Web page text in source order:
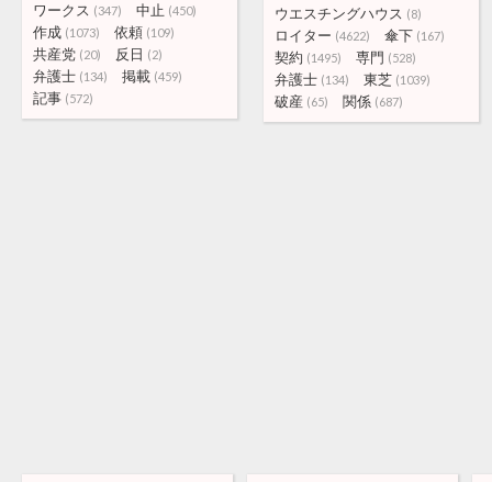
ワークス (347) 中止 (450)
作成 (1073) 依頼 (109)
共産党 (20) 反日 (2)
弁護士 (134) 掲載 (459)
記事 (572)
ウエスチングハウス (8)
ロイター (4622) 傘下 (167)
契約 (1495) 専門 (528)
弁護士 (134) 東芝 (1039)
破産 (65) 関係 (687)